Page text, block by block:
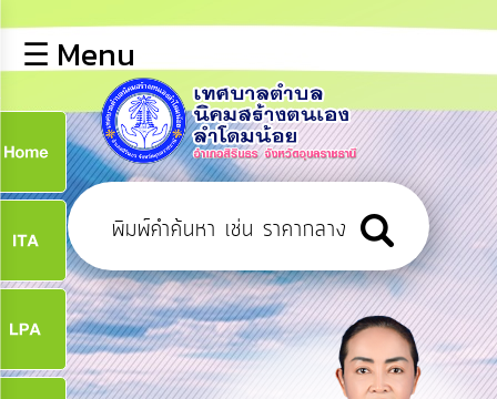
หลัก
ข้อมูล
พื้น
ฐาน
บุคลากร
ข่าว
ประชาสัมพันธ์
การ
☰ Menu